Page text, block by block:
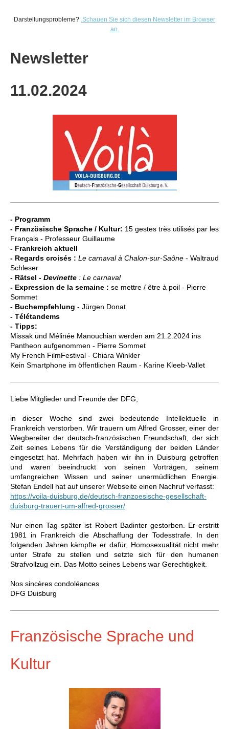
Darstellungsprobleme? .Schauen Sie sich diesen Newsletter im Browser
an.
Newsletter
11.02.2024
- Programm
- Französische Sprache / Kultur: 15 gestes très utilisés par les
Français - Professeur Guillaume
- Frankreich aktuell
- Regards croisés : Le carnaval à Chalon-sur-Saône - Waltraud
Schleser
- Rätsel - Devinette : Le carnaval
- Expression de la semaine : se mettre / être à poil - Pierre
Sommet
- Buchempfehlung - Jürgen Donat
- Télétandems
- Tipps:
Missak und Mélinée Manouchian werden am 21.2.2024 ins
Pantheon aufgenommen - Pierre Sommet
My French FilmFestival - Chiara Winkler
Kein Smartphone im öffentlichen Raum - Karine Kleeb-Vallet
Liebe Mitglieder und Freunde der DFG,
in dieser Woche sind zwei bedeutende Intellektuelle in
Frankreich verstorben. Wir trauern um Alfred Grosser, einer der
Wegbereiter der deutsch-französischen Freundschaft, der sich
Zeit seines Lebens für die Verständigung der beiden Länder
eingesetzt hat. Mehrfach haben wir ihn in Duisburg getroffen
und waren beeindruckt von seinen Vorträgen, seinem
umfangreichen Wissen und seiner unermüdlichen Energie.
Stefan Endell hat auf unserer Webseite einen Nachruf verfasst:
https://voila-duisburg.de/deutsch-franzoesische-gesellschaft-
duisburg-trauert-um-alfred-grosser/
Nur einen Tag später ist Robert Badinter gestorben. Er erstritt
1981 in Frankreich die Abschaffung der Todesstrafe. In den
folgenden Jahren kämpfte er dafür, Homosexualität nicht mehr
unter Strafe zu stellen und setzte sich für den humanen
Strafvollzug ein. Das Motto seines Lebens war Gerechtigkeit.
Nos sincères condoléances
DFG Duisburg
Französische Sprache und
Kultur